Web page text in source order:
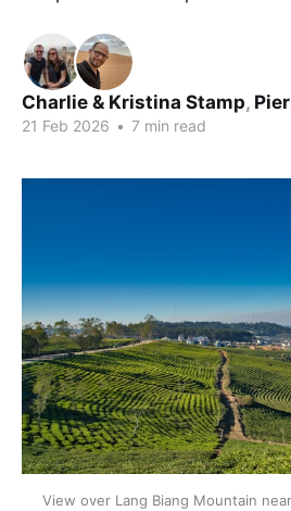
Charlie & Kristina Stamp,
21 Feb 2026 • 7 min read
View over Lang Biang Mountain